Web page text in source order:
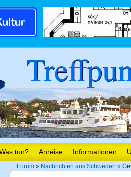
Was tun? Anreise Informationen
Forum » Nachrichten aus Schweden »